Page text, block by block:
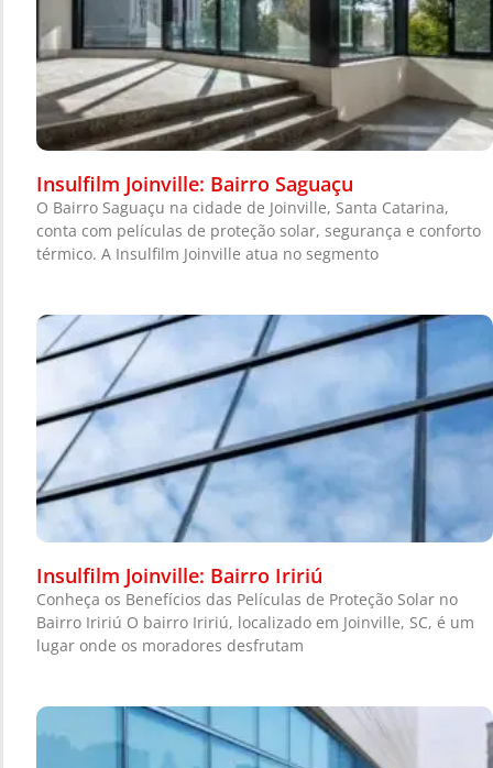
Insulfilm Joinville: Bairro Saguaçu
O Bairro Saguaçu na cidade de Joinville, Santa Catarina,
conta com películas de proteção solar, segurança e conforto
térmico. A Insulfilm Joinville atua no segmento
Insulfilm Joinville: Bairro Iririú
Conheça os Benefícios das Películas de Proteção Solar no
Bairro Iririú O bairro Iririú, localizado em Joinville, SC, é um
lugar onde os moradores desfrutam